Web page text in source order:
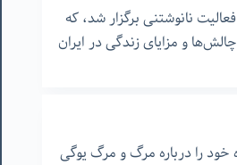
نانوشتنی برگزار شد، که
و مزایای زندگی در ایران
خود را درباره مرگ و مرگ یوگی